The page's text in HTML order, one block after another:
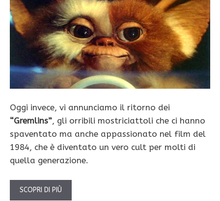
Oggi invece, vi annunciamo il ritorno dei
“Gremlins”, gli orribili mostriciattoli che ci hanno
spaventato ma anche appassionato nel film del
1984, che è diventato un vero cult per molti di
quella generazione.
SCOPRI DI PIÙ